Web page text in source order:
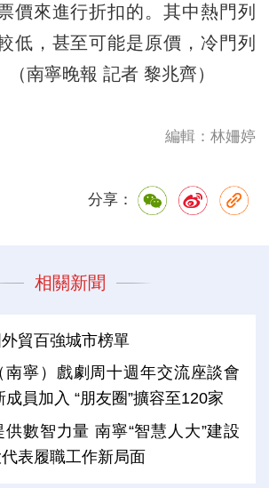
價來進行折扣的。其中熱門列
低，甚至可能是原價，冷門列
南寧晚報 記者 黎兆齊）
編輯：林姍婷
分享：
相關新聞
貿百強城市榜單
寧）戲劇周十週年交流座談會
員加入 “朋友圈”擴容至120家
數智力量 南寧“智慧人大”建設
表履職工作新局面